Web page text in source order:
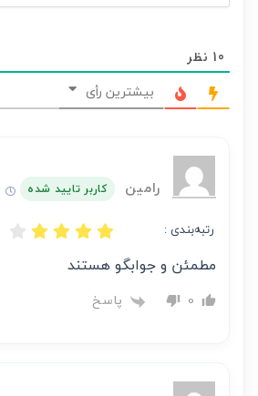
هر
نظر
بر
نویسنده
10 نظر
بیشترین رأی
رامین کاربر تایید شده
رتبه‌بندی :
مطمئن و جوابگو هستند
0 پاسخ